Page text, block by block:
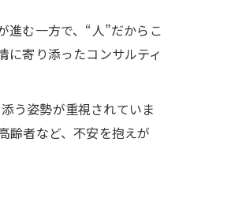
進む一方で、“人”だからこ
に寄り添ったコンサルティ
う姿勢が重視されていま
齢者など、不安を抱えが